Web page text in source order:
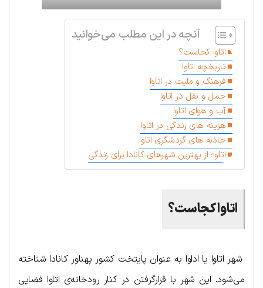
آنچه در این مطلب می‌خوانید
اتاوا کجاست؟
تاریخچه اتاوا
فرهنگ و ملیت در اتاوا
حمل و نقل در اتاوا
آب و هوای اتاوا
هزینه های زندگی در اتاوا
جاذبه های گردشگری اتاوا
اتاوا؛ از بهترین شهرهای کانادا برای زندگی
اتاوا کجاست؟
شهر اتاوا یا اداوا به عنوان پایتخت کشور پهناور کانادا شناخته
می‌شود. این شهر با قرارگرفتن در کنار رودخانه‌ی اتاوا فضایی